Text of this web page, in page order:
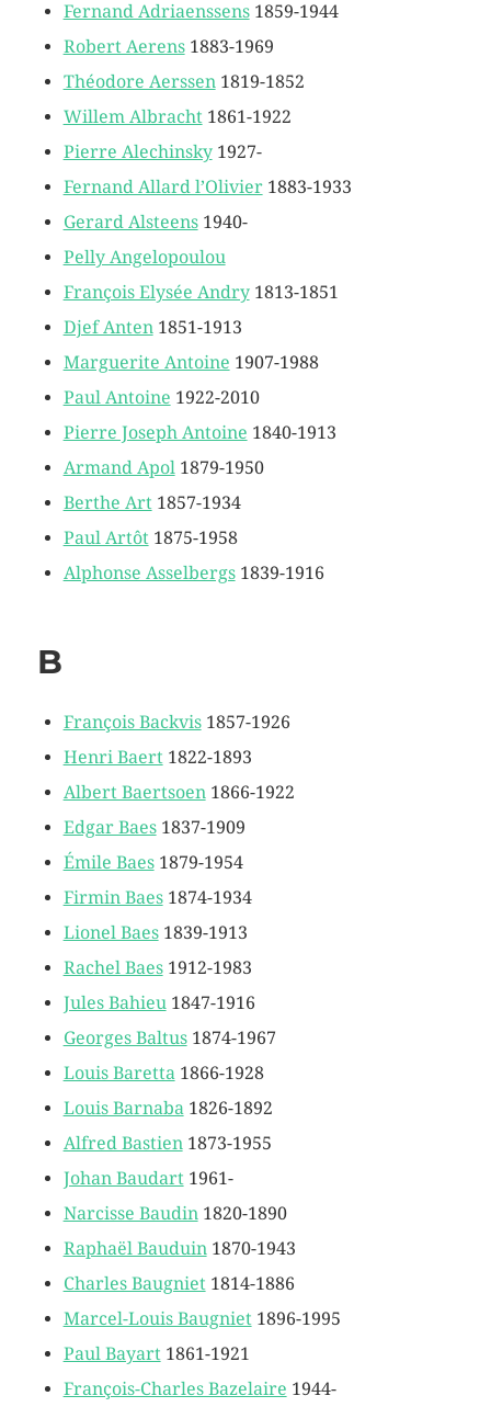
Fernand Adriaenssens1859-1944
Robert Aerens1883-1969
Théodore Aerssen1819-1852
Willem Albracht1861-1922
Pierre Alechinsky1927-
Fernand Allard l’Olivier1883-1933
Gerard Alsteens1940-
Pelly Angelopoulou
François Elysée Andry1813-1851
Djef Anten1851-1913
Marguerite Antoine 1907-1988
Paul Antoine 1922-2010
Pierre Joseph Antoine 1840-1913
Armand Apol1879-1950
Berthe Art1857-1934
Paul Artôt1875-1958
Alphonse Asselbergs1839-1916
B
François Backvis1857-1926
Henri Baert1822-1893
Albert Baertsoen1866-1922
Edgar Baes1837-1909
Émile Baes1879-1954
Firmin Baes1874-1934
Lionel Baes1839-1913
Rachel Baes1912-1983
Jules Bahieu1847-1916
Georges Baltus1874-1967
Louis Baretta1866-1928
Louis Barnaba1826-1892
Alfred Bastien1873-1955
Johan Baudart1961-
Narcisse Baudin1820-1890
Raphaël Bauduin1870-1943
Charles Baugniet1814-1886
Marcel-Louis Baugniet1896-1995
Paul Bayart1861-1921
François-Charles Bazelaire 1944-